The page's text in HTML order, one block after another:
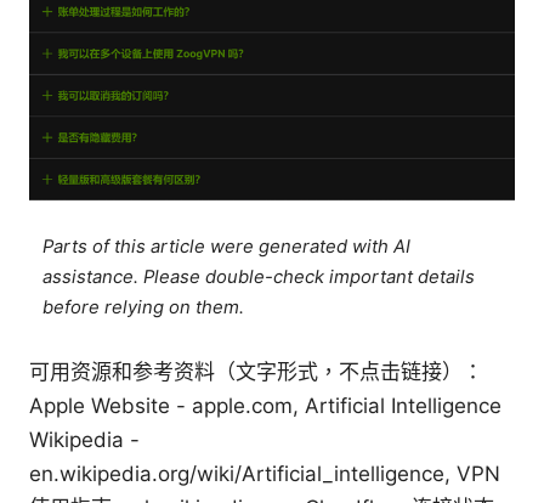
Parts of this article were generated with AI
assistance. Please double-check important details
before relying on them.
可用资源和参考资料（文字形式，不点击链接）：
Apple Website - apple.com, Artificial Intelligence
Wikipedia -
en.wikipedia.org/wiki/Artificial_intelligence, VPN